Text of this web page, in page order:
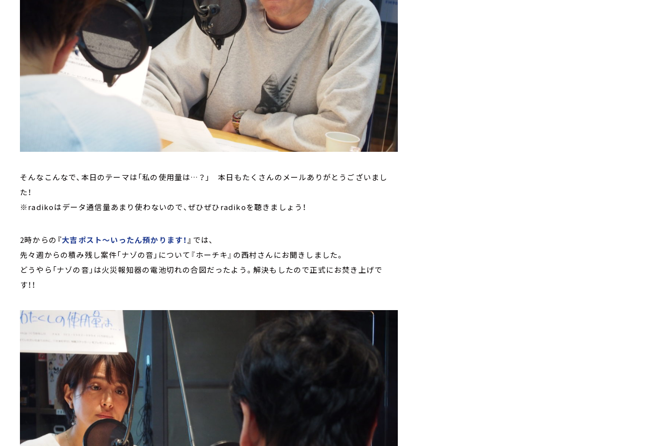
そんなこんなで、本日のテーマは「私の使用量は…？」 本日もたくさんのメールありがとうございまし
た！
※radikoはデータ通信量あまり使わないので、ぜひぜひradikoを聴きましょう！
2時からの 『大吉ポスト～いったん預かります！ 』 では、
先々週からの積み残し案件「ナゾの音」について『ホーチキ』の西村さんにお聞きしました。
どうやら「ナゾの音」は火災報知器の電池切れの合図だったよう。解決もしたので正式にお焚き上げで
す！！